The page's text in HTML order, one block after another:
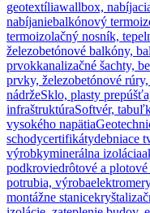
geotextíliawallbox,
nabíjaniebalkónový
termoizolačný nosník,
železobetónové balkóny,
prvokkanalizačné šachty,
prvky, železobetónové
nádržeSklo, plasty
infraštruktúraSoftvér,
vysokého napätia
schodycertifikátydebniace
výrobkyminerálna izolácia
podkroviedrôtové a
potrubia, výroba
montážne stanice